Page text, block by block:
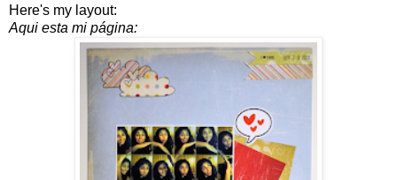
Here's my layout:
Aqui esta mi página: